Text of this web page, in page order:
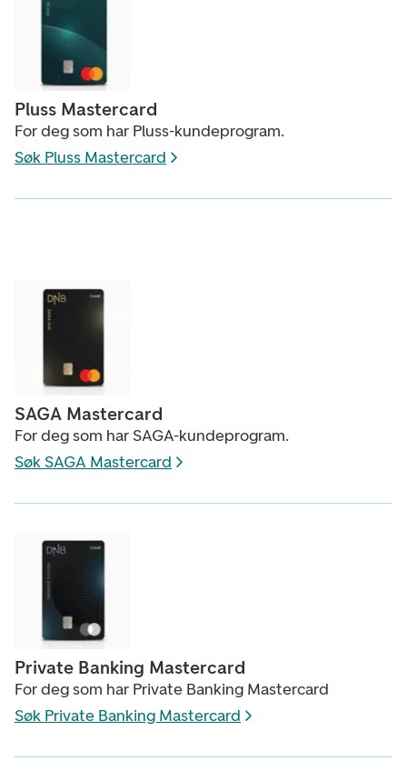
Pluss Mastercard
For deg som har Pluss-kundeprogram.
Søk Pluss Mastercard
SAGA Mastercard
For deg som har SAGA-kundeprogram.
Søk SAGA Mastercard
Private Banking Mastercard
For deg som har Private Banking Mastercard
Søk Private Banking Mastercard